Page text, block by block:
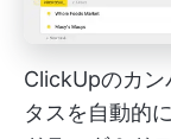
ClickUpのカン
タスを自動的